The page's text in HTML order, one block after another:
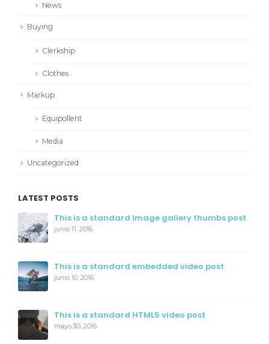
News
Buying
Clerkship
Clothes
Markup
Equipollent
Media
Uncategorized
LATEST POSTS
This is a standard image gallery thumbs post
junio 11, 2016
This is a standard embedded video post
junio 10, 2016
This is a standard HTML5 video post
mayo 30, 2016